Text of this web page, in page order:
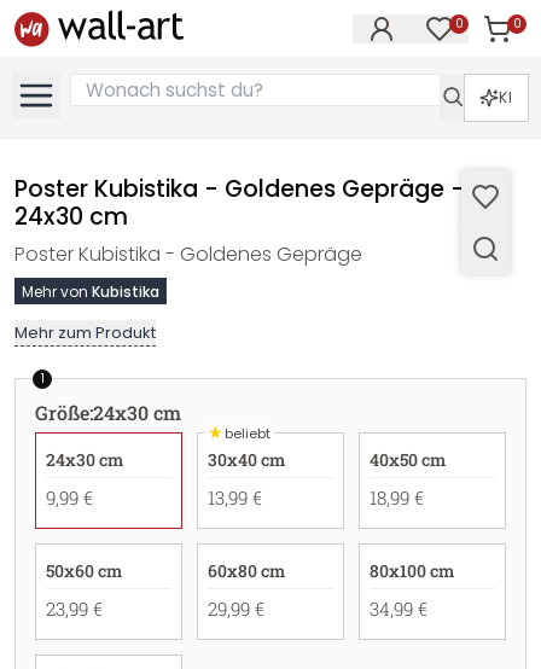
0 0
KI
Poster Kubistika - Goldenes Gepräge -
24x30 cm
Poster Kubistika - Goldenes Gepräge
Mehr von Kubistika
Mehr zum Produkt
1
Größe:24x30 cm
24x30 cm
9,99 €
★beliebt
30x40 cm
13,99 €
40x50 cm
18,99 €
50x60 cm
23,99 €
60x80 cm
29,99 €
80x100 cm
34,99 €